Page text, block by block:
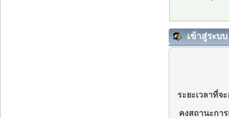
เข้าสู่ระบบ
ระยะเวลาที่จ
คงสถานะกา